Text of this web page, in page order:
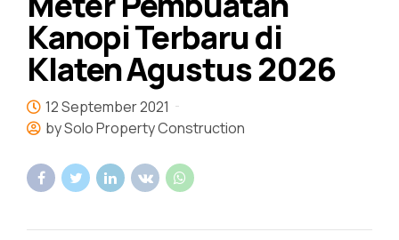
Kanopi Terbaru di
Klaten Agustus 2026
12 September 2021
by Solo Property Construction